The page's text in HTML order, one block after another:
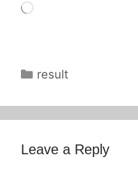
Loading…
Categories
result
Leave a Reply